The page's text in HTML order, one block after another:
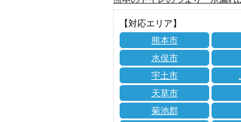
【対応エリア】
熊本市
水俣市
宇土市
天草市
菊池郡